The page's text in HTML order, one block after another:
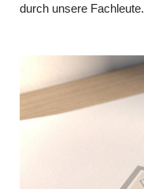
durch unsere Fachleute.